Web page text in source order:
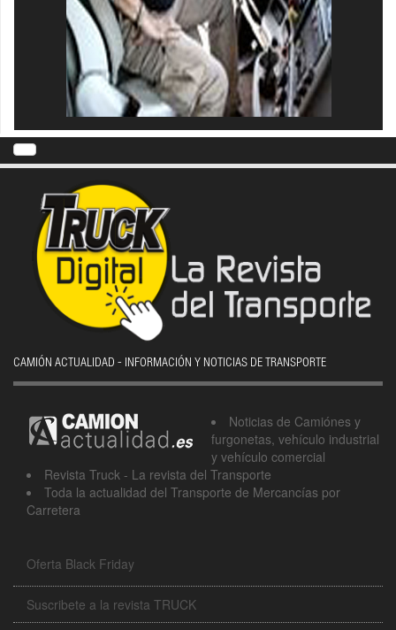
CAMIÓN ACTUALIDAD - INFORMACIÓN Y NOTICIAS DE TRANSPORTE
Noticias de Camiónes y
furgonetas, vehículo industrial
y vehículo comercial
Revista Truck - La revista del Transporte
Toda la actualidad del Transporte de Mercancías por
Carretera
Oferta Black Friday
Suscribete a la revista TRUCK